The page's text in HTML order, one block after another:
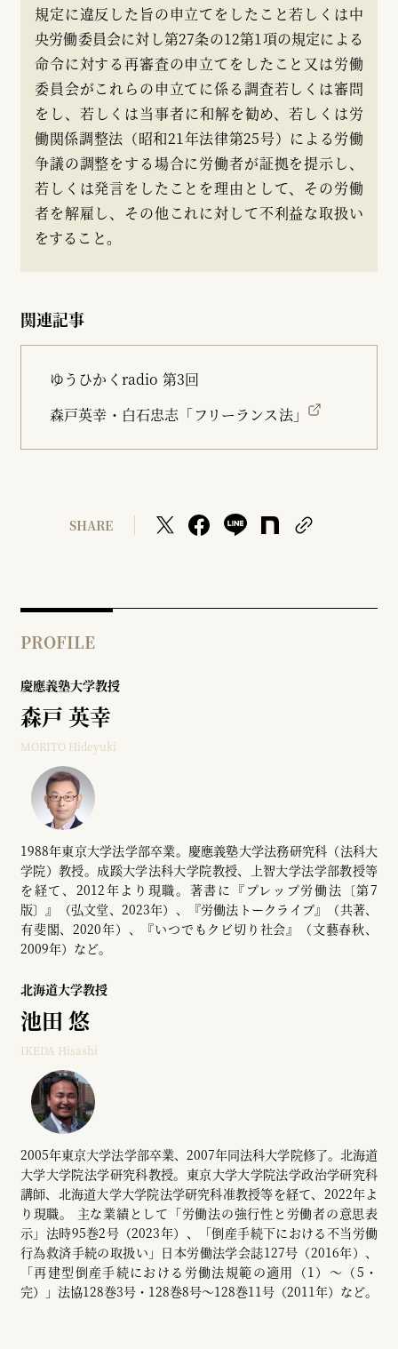
規定に違反した旨の申立てをしたこと若しくは中
央労働委員会に対し第27条の12第1項の規定による
命令に対する再審査の申立てをしたこと又は労働
委員会がこれらの申立てに係る調査若しくは審問
をし、若しくは当事者に和解を勧め、若しくは労
働関係調整法（昭和21年法律第25号）による労働
争議の調整をする場合に労働者が証拠を提示し、
若しくは発言をしたことを理由として、その労働
者を解雇し、その他これに対して不利益な取扱い
をすること。
関連記事
ゆうひかくradio 第3回
森戸英幸・白石忠志「フリーランス法」
SHARE
PROFILE
慶應義塾大学教授
森戸 英幸
MORITO Hideyuki
1988年東京大学法学部卒業。慶應義塾大学法務研究科（法科大
学院）教授。成蹊大学法科大学院教授、上智大学法学部教授等
を経て、2012年より現職。著書に『プレップ労働法〔第7
版〕』（弘文堂、2023年）、『労働法トークライブ』（共著、
有斐閣、2020年）、『いつでもクビ切り社会』（文藝春秋、
2009年）など。
北海道大学教授
池田 悠
IKEDA Hisashi
2005年東京大学法学部卒業、2007年同法科大学院修了。北海道
大学大学院法学研究科教授。東京大学大学院法学政治学研究科
講師、北海道大学大学院法学研究科准教授等を経て、2022年よ
り現職。 主な業績として「労働法の強行性と労働者の意思表
示」法時95巻2号（2023年）、「倒産手続下における不当労働
行為救済手続の取扱い」日本労働法学会誌127号（2016年）、
「再建型倒産手続における労働法規範の適用（1）～（5・
完）」法協128巻3号・128巻8号～128巻11号（2011年）など。